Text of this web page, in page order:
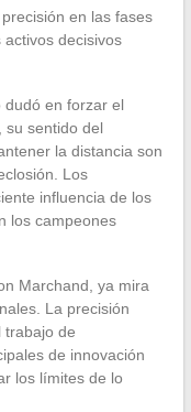
en las fases
decisivos
dudó en forzar el
su sentido del
la distancia son
Los
influencia de los
los campeones
Marchand, ya mira
La precisión
trabajo de
de innovación
los límites de lo